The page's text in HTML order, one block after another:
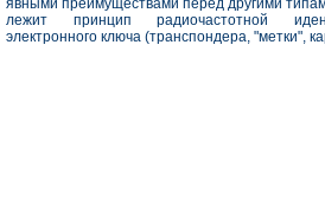
явными преимуществами перед другими
лежит принцип радиочастотной
электронного ключа (транспондера, "метки",